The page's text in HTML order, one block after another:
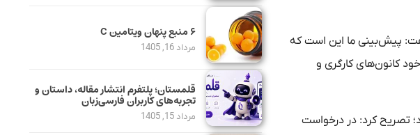
در سال گذشته، گفت: پیش‌بینی ما این است که
کانون‌های کارگری و
تصریح کرد: در درخواست
۶ منبع پنهان ویتامین C
مرداد 16, 1405
قلمستان؛ پلتفرم انتشار مقاله، داستان و
تجربه‌های کاربران فارسی‌زبان
مرداد 15, 1405